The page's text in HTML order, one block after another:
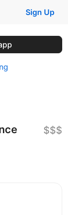
Sign Up
$$$